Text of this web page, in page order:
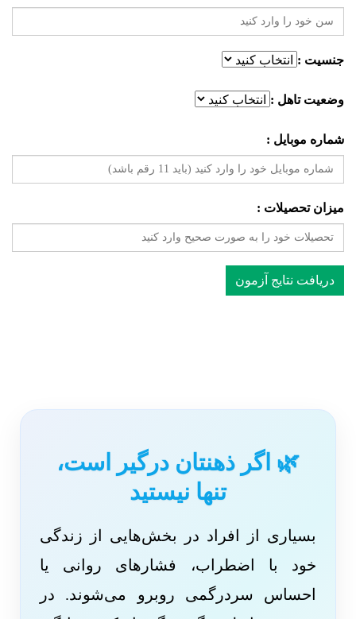
جنسیت :
وضعیت تاهل :
شماره موبایل :
میزان تحصیلات :
دریافت نتایج آزمون
🌿 اگر ذهنتان درگیر است،
تنها نیستید
بسیاری از افراد در بخش‌هایی از زندگی
خود با اضطراب، فشارهای روانی یا
احساس سردرگمی روبرو می‌شوند. در